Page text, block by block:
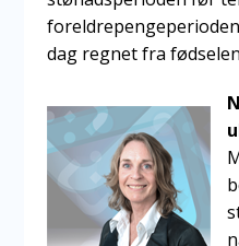
dag regnet fra